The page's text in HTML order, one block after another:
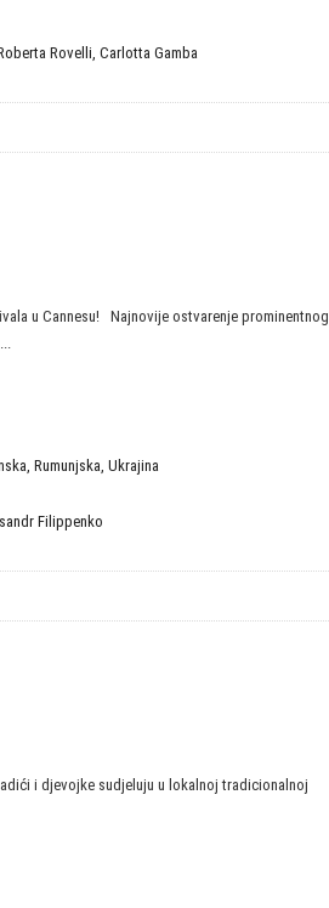
Rovelli, Carlotta Gamba
u Cannesu! Najnovije ostvarenje prominentnog
, Rumunjska, Ukrajina
Filippenko
i djevojke sudjeluju u lokalnoj tradicionalnoj